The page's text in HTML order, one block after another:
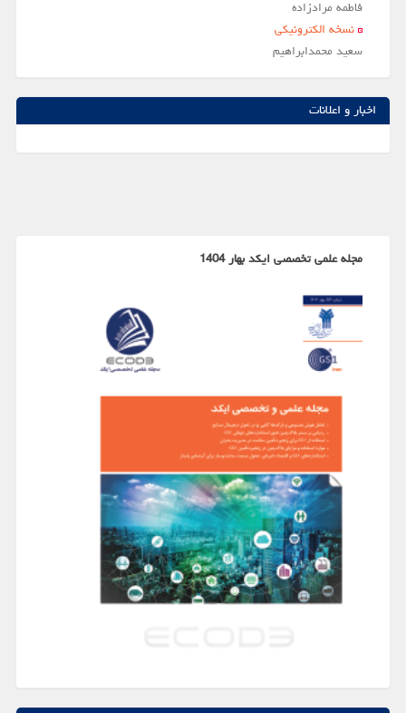
فاطمه مرادزاده
نسخه الکترونیکی
سعيد محمدابراهيم
اخبار و اعلانات
مجله علمی تخصصی ایکد بهار 1404